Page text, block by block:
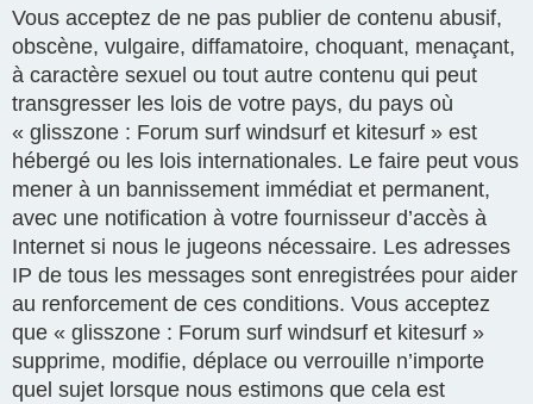
Vous acceptez de ne pas publier de contenu abusif,
obscène, vulgaire, diffamatoire, choquant, menaçant,
à caractère sexuel ou tout autre contenu qui peut
transgresser les lois de votre pays, du pays où
« glisszone : Forum surf windsurf et kitesurf » est
hébergé ou les lois internationales. Le faire peut vous
mener à un bannissement immédiat et permanent,
avec une notification à votre fournisseur d’accès à
Internet si nous le jugeons nécessaire. Les adresses
IP de tous les messages sont enregistrées pour aider
au renforcement de ces conditions. Vous acceptez
que « glisszone : Forum surf windsurf et kitesurf »
supprime, modifie, déplace ou verrouille n’importe
quel sujet lorsque nous estimons que cela est